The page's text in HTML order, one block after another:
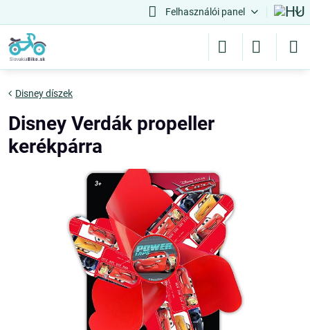
Felhasználói panel
Disney díszek
Disney Verdák propeller
kerékpárra